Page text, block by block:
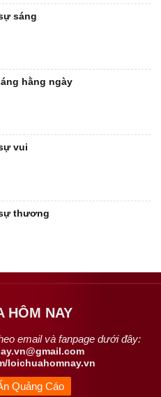
sáng
hằng ngày
vui
thương
HÔM NAY
email và fanpage dưới đây:
loichuahomnay.vn
Quảng Cáo